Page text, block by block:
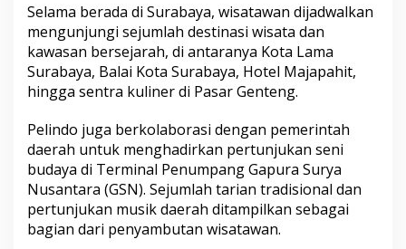
Selama berada di Surabaya, wisatawan dijadwalkan
mengunjungi sejumlah destinasi wisata dan
kawasan bersejarah, di antaranya Kota Lama
Surabaya, Balai Kota Surabaya, Hotel Majapahit,
hingga sentra kuliner di Pasar Genteng.
Pelindo juga berkolaborasi dengan pemerintah
daerah untuk menghadirkan pertunjukan seni
budaya di Terminal Penumpang Gapura Surya
Nusantara (GSN). Sejumlah tarian tradisional dan
pertunjukan musik daerah ditampilkan sebagai
bagian dari penyambutan wisatawan.